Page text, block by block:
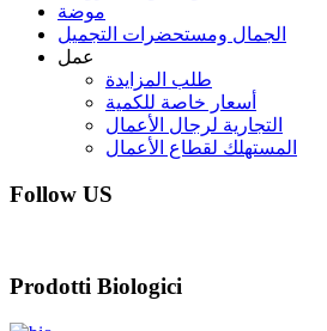
موضة
الجمال ومستحضرات التجميل
عمل
طلب المزايدة
أسعار خاصة للكمية
التجارية لرجال الأعمال
المستهلك لقطاع الأعمال
Follow US
Prodotti Biologici